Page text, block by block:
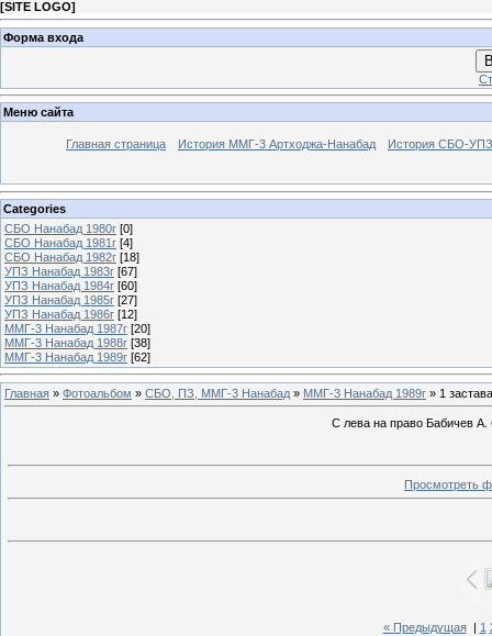
[SITE LOGO]
Форма входа
Меню сайта
Главная страница История ММГ-3 Артходжа-Нанабад История СБО-УПЗ
Categories
СБО Нанабад 1980г [0]
СБО Нанабад 1981г [4]
СБО Нанабад 1982г [18]
УПЗ Нанабад 1983г [67]
УПЗ Нанабад 1984г [60]
УПЗ Нанабад 1985г [27]
УПЗ Нанабад 1986г [12]
ММГ-3 Нанабад 1987г [20]
ММГ-3 Нанабад 1988г [38]
ММГ-3 Нанабад 1989г [62]
Главная » Фотоальбом » СБО, ПЗ, ММГ-3 Нанабад » ММГ-3 Нанабад 1989г » 1
С лева на право Бабичев
Просмотреть
« Предыдущая| 1